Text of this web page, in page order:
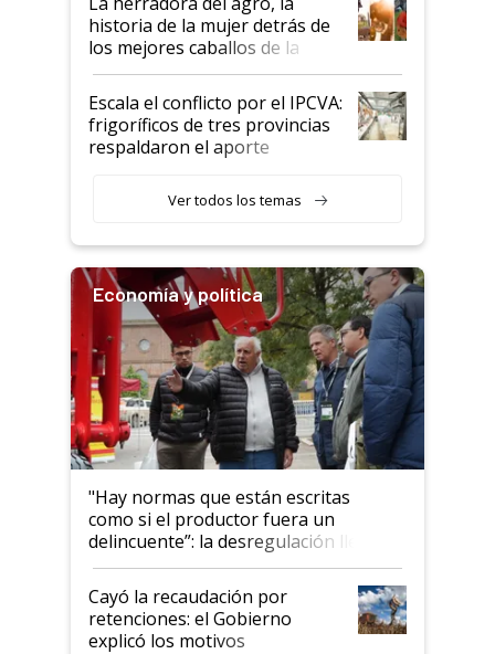
historia de la mujer detrás de
los mejores caballos de la
Argentina y los mitos que
todavía hacen sufrir a estos
animales: "Mientras me
descalificaban, yo seguí
haciendo currículum"
Escala el conflicto por el IPCVA:
frigoríficos de tres provincias
respaldaron el aporte
Ver todos los temas
Economía y política
"Hay normas que están escritas
como si el productor fuera un
delincuente”: la desregulación llegó
al Congreso Aapresid y hasta se
habló del financiamiento al IPCVA
Cayó la recaudación por
retenciones: el Gobierno
explicó los motivos